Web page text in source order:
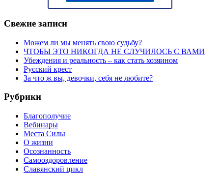
Свежие записи
Можем ли мы менять свою судьбу?
ЧТОБЫ ЭТО НИКОГДА НЕ СЛУЧИЛОСЬ С ВАМИ
Убеждения и реальность – как стать хозяином
Русский крест
За что ж вы, девочки, себя не любите?
Рубрики
Благополучие
Вебинары
Места Силы
О жизни
Осознанность
Самооздоровление
Славянский цикл